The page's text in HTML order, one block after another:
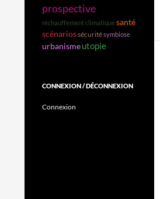
prospective
réchauffement climatique santé
scénariossécuritésymbiose
urbanismeutopie
CONNEXION / DÉCONNEXION
Connexion